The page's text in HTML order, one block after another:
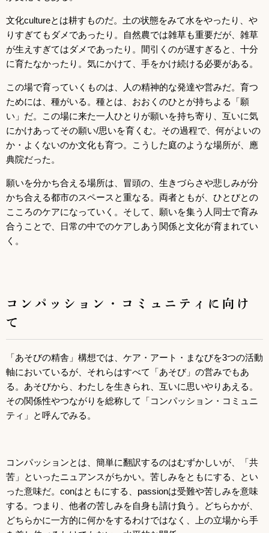
文化cultureとは耕すものだ。土の状態をみて水をやったり、や
りすぎてもダメであったり。自然農では雑草も重要だが、雑草
が生えすぎてはダメであったり。間引くのが遅すぎると、十分
に育たなかったり。気にかけて、手をかけ続ける必要がある。
この場で育っていくものは、人の精神的な発達や営みだ。育つ
ためには、種がいる。種とは、おおくのひとが持ちよる「願
い」だ。この場に来た一人ひとりが願いを持ち寄り、互いに気
にかけあってその願い/思いを育くむ。その過程で、何がよいの
か・よくないのか文化も育つ。こうした庭のような場所が、應
典院だった。
願いを分かち合える場所は、冒頭の、生きづらさや悲しみが分
かち合える都市のスペースと重なる。両者ともが、ひとびとの
こころのケアになっていく。そして、願いを集う人同士で育み
合うことで、日常の中でのケアしあう関係と文化が育まれてい
く。
コンパッション・コミュニティに向け
て
「あそびの精舎」構想では、ケア・アート・まなびを3つの活動
軸においているが、それらはすべて「あそび」の営みでもあ
る。あそびから、 わたしを生きられ、互いに思いやりあえる。
その関係性やつながりを総称して「コンパッション・コミュニ
ティ」と呼んでみる。
コンパッションとは、簡単に翻訳するのはむずかしいが、「共
苦」といったニュアンスがちかい。苦しみをともにする、とい
った意味だ。conはともにする、passionは受難や苦しみを意味
する。つまり、他者の苦しみを自身も請け負う。どちらかが、
どちらかに一方的に何かをするわけではなく、上の立場から手